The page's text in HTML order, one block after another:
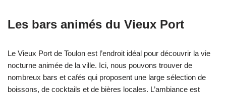
Les bars animés du Vieux Port
Le Vieux Port de Toulon est l’endroit idéal pour découvrir la vie
nocturne animée de la ville. Ici, nous pouvons trouver de
nombreux bars et cafés qui proposent une large sélection de
boissons, de cocktails et de bières locales. L’ambiance est